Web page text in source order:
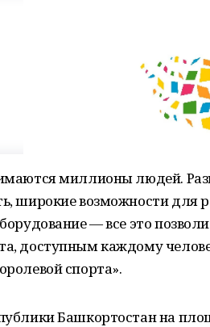
миллионы людей.
широкие возможности для
— все это
доступным каждому
спорта».
Башкортостан на